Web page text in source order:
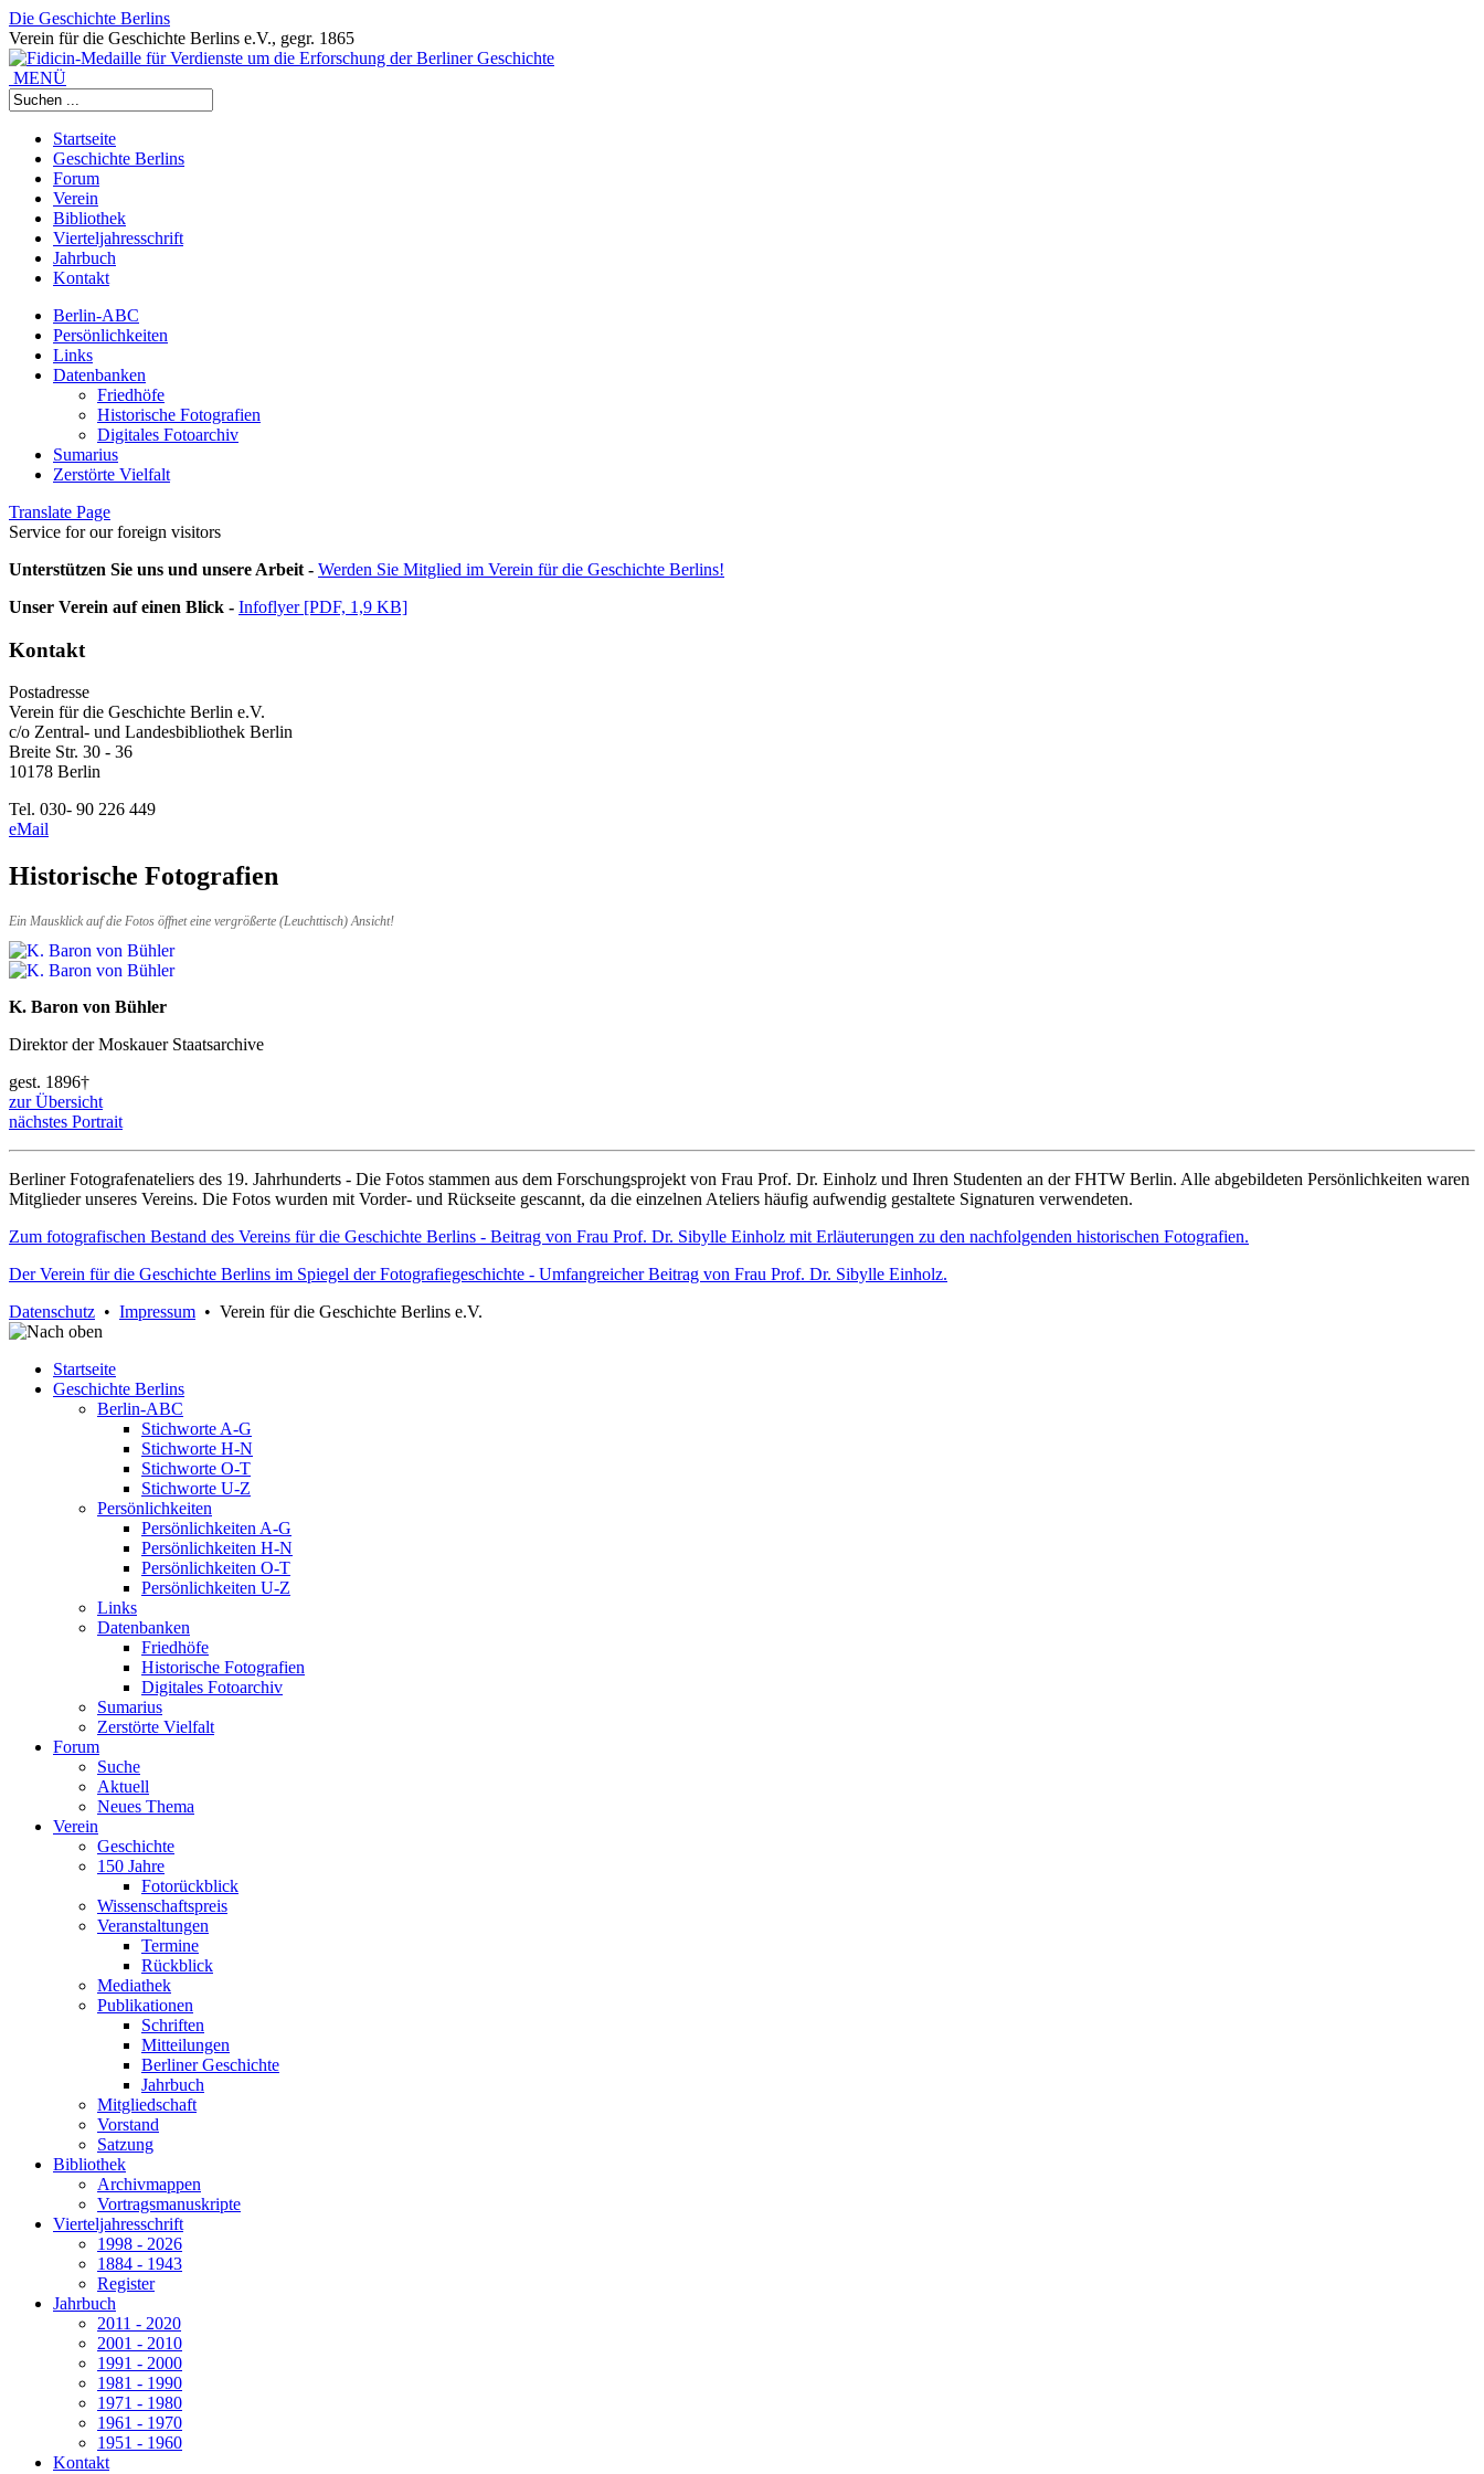
Die Geschichte Berlins
Verein für die Geschichte Berlins e.V., gegr. 1865
MENÜ
Startseite
Geschichte Berlins
Forum
Verein
Bibliothek
Vierteljahresschrift
Jahrbuch
Kontakt
Berlin-ABC
Persönlichkeiten
Links
Datenbanken
Friedhöfe
Historische Fotografien
Digitales Fotoarchiv
Sumarius
Zerstörte Vielfalt
Translate Page
Service for our foreign visitors
Unterstützen Sie uns und unsere Arbeit - Werden Sie Mitglied im Verein für die Geschichte Berlins!
Unser Verein auf einen Blick - Infoflyer [PDF, 1,9 KB]
Kontakt
Postadresse
Verein für die Geschichte Berlin e.V.
c/o Zentral- und Landesbibliothek Berlin
Breite Str. 30 - 36
10178 Berlin
Tel. 030- 90 226 449
eMail
Historische Fotografien
Ein Mausklick auf die Fotos öffnet eine vergrößerte (Leuchttisch) Ansicht!
K. Baron von Bühler
Direktor der Moskauer Staatsarchive
gest. 1896†
zur Übersicht
nächstes Portrait
Berliner Fotografenateliers des 19. Jahrhunderts - Die Fotos stammen aus dem Forschungsprojekt von Frau Prof. Dr. Einholz und Ihren Studenten an der FHTW Berlin. Alle abgebildeten Persönlichkeiten waren
Mitglieder unseres Vereins. Die Fotos wurden mit Vorder- und Rückseite gescannt, da die einzelnen Ateliers häufig aufwendig gestaltete Signaturen verwendeten.
Zum fotografischen Bestand des Vereins für die Geschichte Berlins - Beitrag von Frau Prof. Dr. Sibylle Einholz mit Erläuterungen zu den nachfolgenden historischen Fotografien.
Der Verein für die Geschichte Berlins im Spiegel der Fotografiegeschichte - Umfangreicher Beitrag von Frau Prof. Dr. Sibylle Einholz.
Datenschutz • Impressum • Verein für die Geschichte Berlins e.V.
Startseite
Geschichte Berlins
Berlin-ABC
Stichworte A-G
Stichworte H-N
Stichworte O-T
Stichworte U-Z
Persönlichkeiten
Persönlichkeiten A-G
Persönlichkeiten H-N
Persönlichkeiten O-T
Persönlichkeiten U-Z
Links
Datenbanken
Friedhöfe
Historische Fotografien
Digitales Fotoarchiv
Sumarius
Zerstörte Vielfalt
Forum
Suche
Aktuell
Neues Thema
Verein
Geschichte
150 Jahre
Fotorückblick
Wissenschaftspreis
Veranstaltungen
Termine
Rückblick
Mediathek
Publikationen
Schriften
Mitteilungen
Berliner Geschichte
Jahrbuch
Mitgliedschaft
Vorstand
Satzung
Bibliothek
Archivmappen
Vortragsmanuskripte
Vierteljahresschrift
1998 - 2026
1884 - 1943
Register
Jahrbuch
2011 - 2020
2001 - 2010
1991 - 2000
1981 - 1990
1971 - 1980
1961 - 1970
1951 - 1960
Kontakt